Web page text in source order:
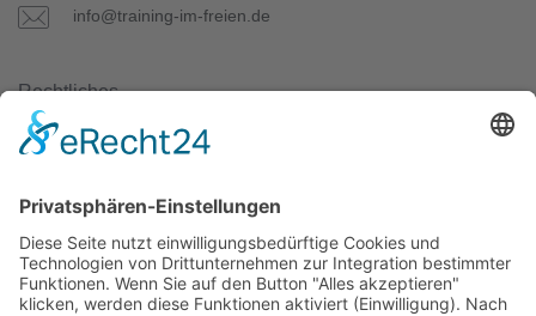
info@training-im-freien.de
Rechtliches
Datenschutz
Impressum
Unser Angebot